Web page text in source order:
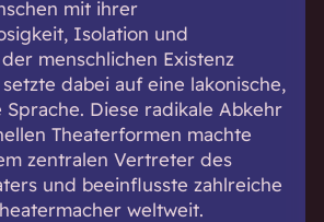
mit ihrer
Isolation und
menschlichen Existenz
dabei auf eine lakonische,
Sprache. Diese radikale Abkehr
Theaterformen machte
zentralen Vertreter des
und beeinflusste zahlreiche
weltweit.